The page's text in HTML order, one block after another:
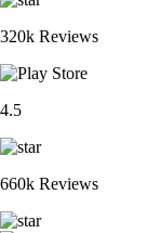
320k Reviews
4.5
660k Reviews